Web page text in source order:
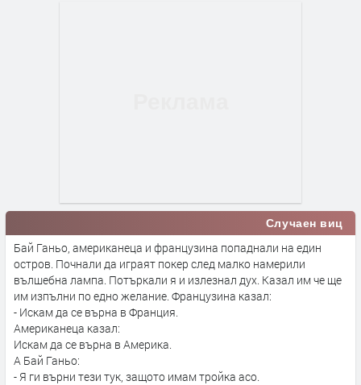
Случаен виц
Бай Ганьо, американеца и французина попаднали на един
остров. Почнали да играят покер след малко намерили
вълшебна лампа. Потъркали я и излезнал дух. Казал им че ще
им изпълни по едно желание. Французина казал:
- Искам да се върна в Франция.
Американеца казал:
Искам да се върна в Америка.
А Бай Ганьо:
- Я ги върни тези тук, защото имам тройка асо.